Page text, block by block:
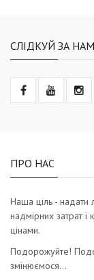
СЛІДКУЙ ЗА
ПРО НАС
Наша ціль -
надмірних затрат
цінами.
Подорожуйте!
змінюємося…